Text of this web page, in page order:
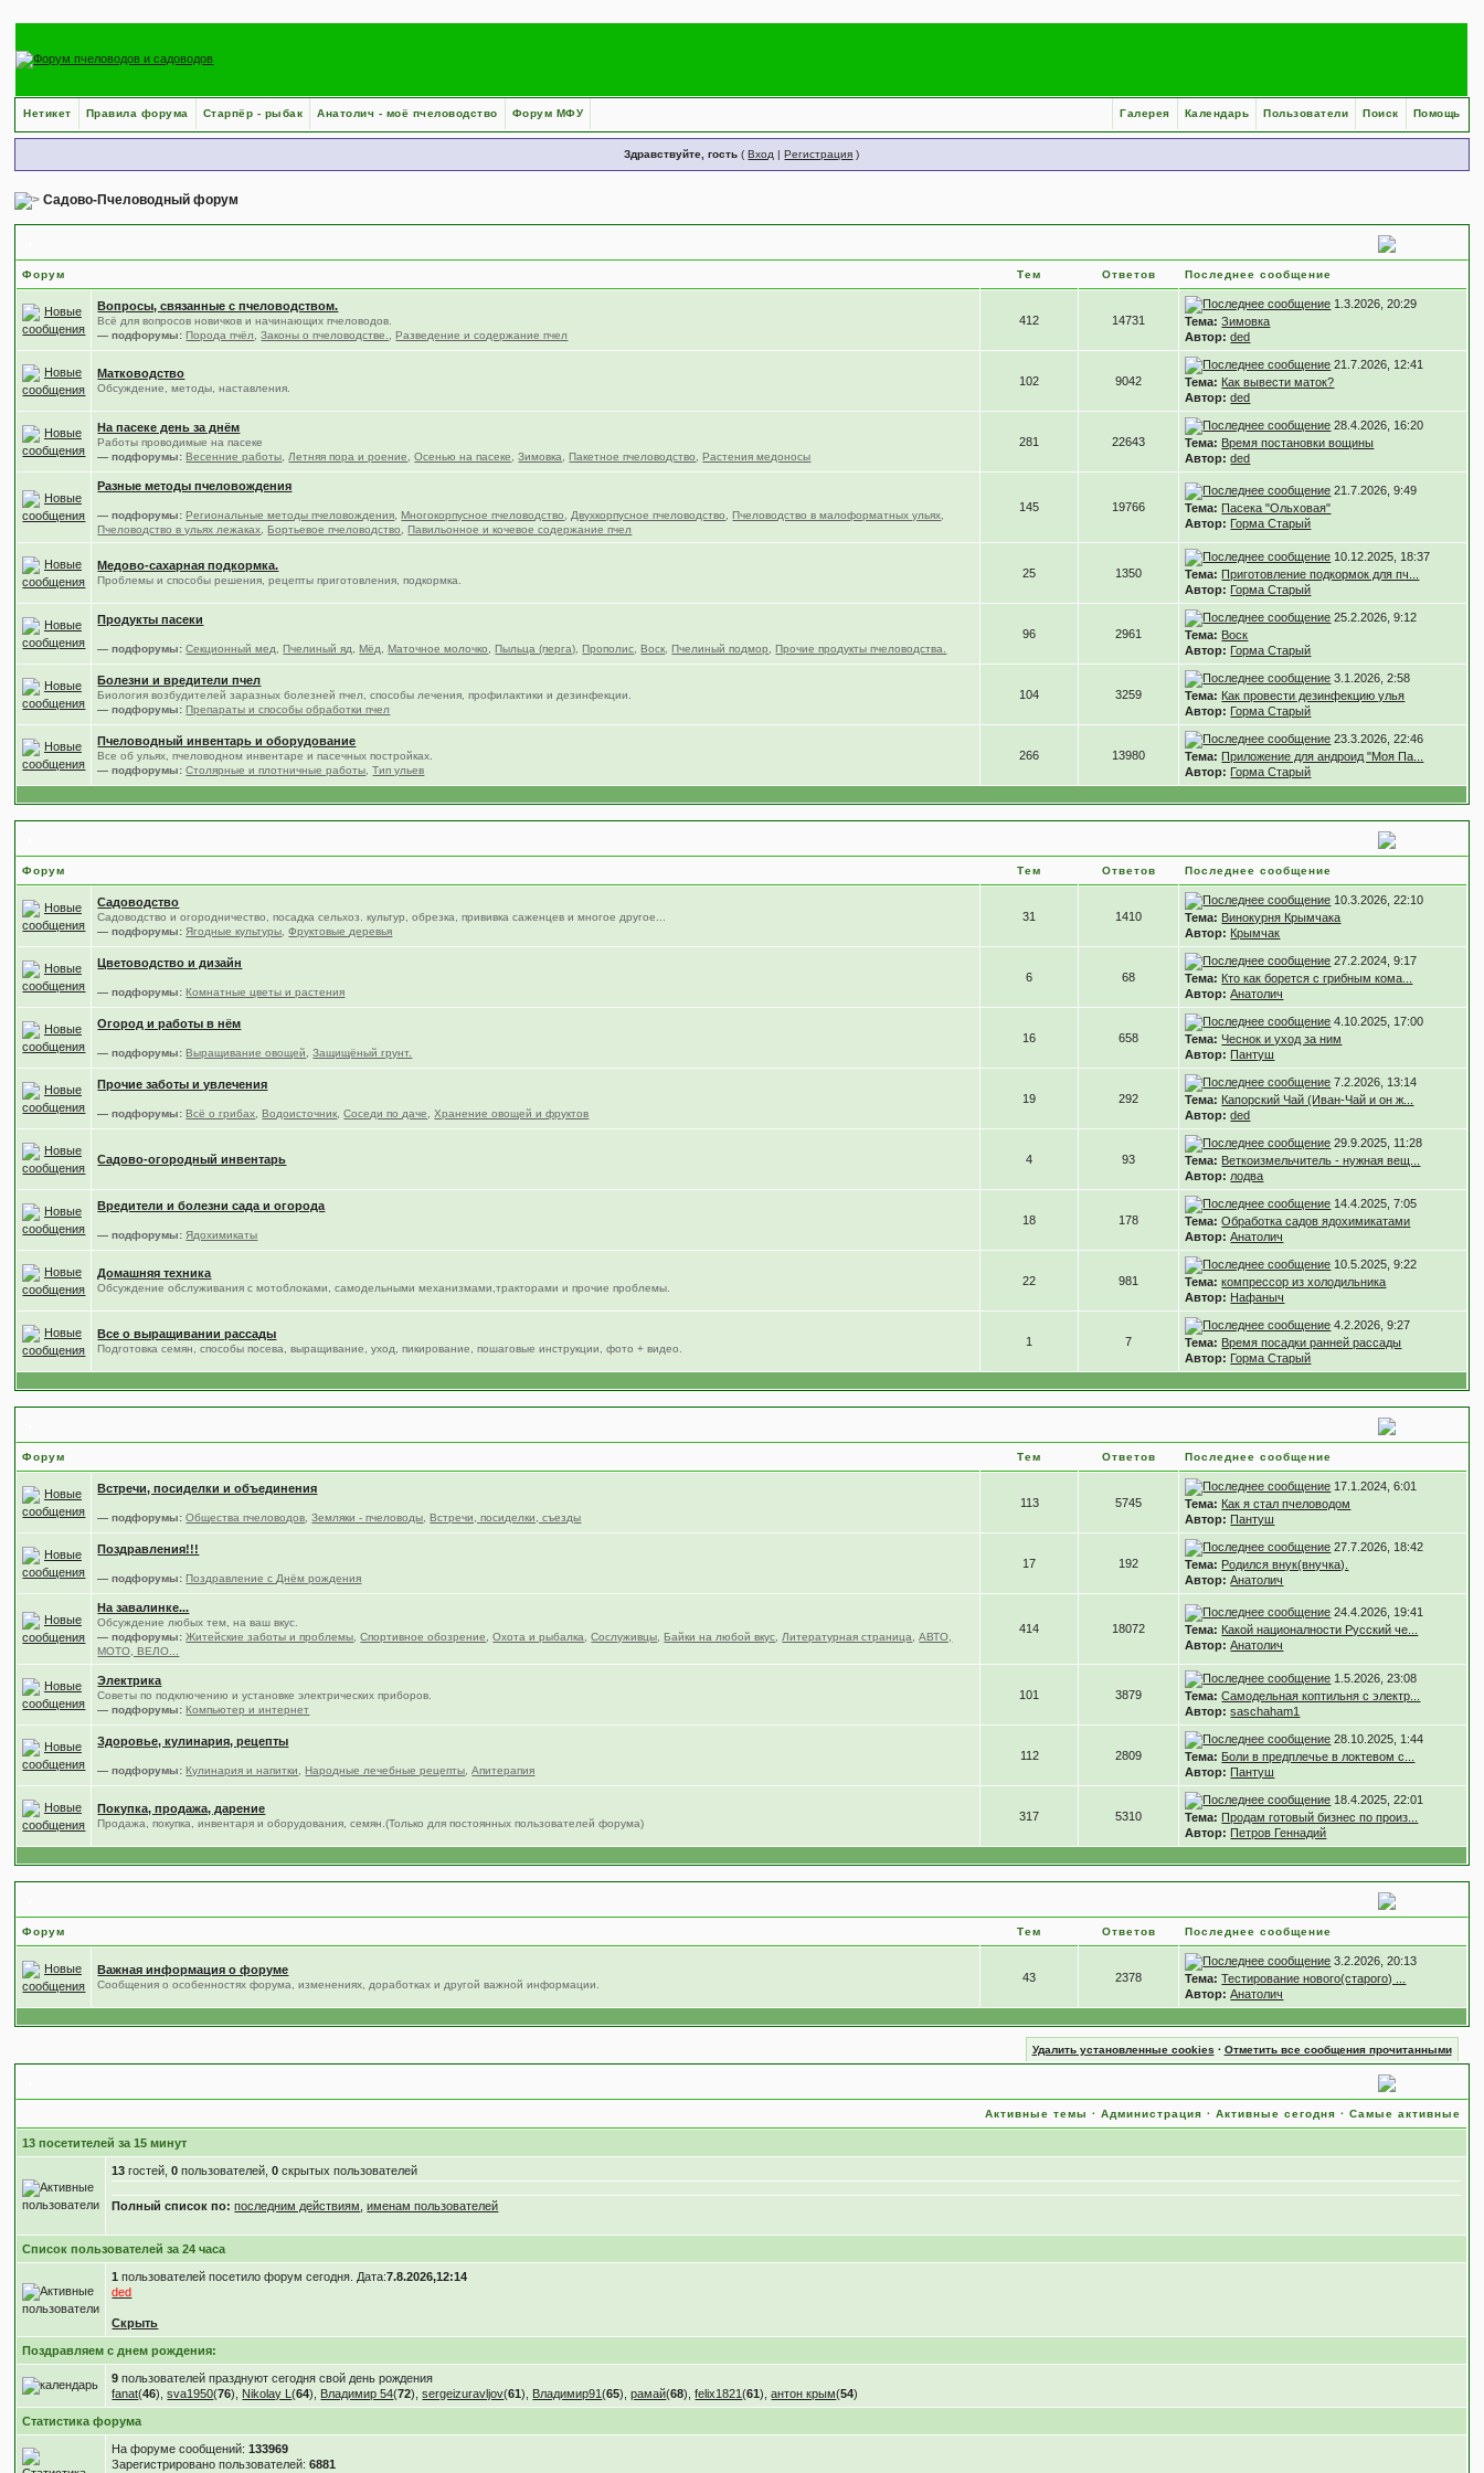
Нетикет Правила форума Старпёр - рыбак Анатолич - моё пчеловодство Форум МФУ Помощь
Поиск
Пользователи
Календарь
Галерея
Здравствуйте, гость (Вход |Регистрация )
Садово-Пчеловодный форум
Форум Тем Ответов Последнее сообщение
Вопросы, связанные с пчеловодством.
Всё для вопросов новичков и начинающих пчеловодов.
— подфорумы: Порода пчёл ,Законы о пчеловодстве. ,Разведение и содержание пчел
412 14731
1.3.2026, 20:29
Тема: Зимовка
Автор: ded
Матководство
Обсуждение, методы, наставления.
102 9042
21.7.2026, 12:41
Тема: Как вывести маток?
Автор: ded
На пасеке день за днём
Работы проводимые на пасеке
— подфорумы: Весенние работы Летняя пора и роение ,Осенью на пасеке ,Зимовка ,Пакетное пчеловодство ,Растения медоносы
281 22643
28.4.2026, 16:20
Тема: Время постановки вощины
Автор: ded
Разные методы пчеловождения
— подфорумы: Региональные методы пчеловождения ,Многокорпусное пчеловодство Двухкорпусное пчеловодство ,Пчеловодство в малоформатных ульях
Пчеловодство в ульях лежаках ,Бортьевое пчеловодство ,Павильонное и кочевое содержание пчел
145 19766
21.7.2026, 9:49
Тема: Пасека "Ольховая"
Автор: Горма Старый
Медово-сахарная подкормка.
Проблемы и способы решения, рецепты приготовления, подкормка.
25 1350
10.12.2025, 18:37
Тема: Приготовление подкормок для пч...
Автор: Горма Старый
Продукты пасеки
— подфорумы: Секционный мед ,Пчелиный яд ,Мёд ,Маточное молочко ,Пыльца (перга) ,Прополис ,Воск ,Пчелиный подмор ,Прочие продукты пчеловодства.
96 2961
25.2.2026, 9:12
Тема: Воск
Автор: Горма Старый
Болезни и вредители пчел
Биология возбудителей заразных болезней пчел, способы лечения, профилактики и дезинфекции.
— подфорумы: Препараты и способы обработки пчел
104 3259
3.1.2026, 2:58
Тема: Как провести дезинфекцию улья
Автор: Горма Старый
Пчеловодный инвентарь и оборудование
Все об ульях, пчеловодном инвентаре и пасечных постройках.
— подфорумы: Столярные и плотничные работы ,Тип ульев
266 13980
23.3.2026, 22:46
Тема: Приложение для андроид "Моя Па...
Автор: Горма Старый
Форум Тем Ответов Последнее сообщение
Садоводство
Садоводство и огородничество, посадка сельхоз. культур, обрезка, прививка саженцев и многое другое...
— подфорумы: Ягодные культуры ,Фруктовые деревья
31 1410
10.3.2026, 22:10
Тема: Винокурня Крымчака
Автор: Крымчак
Цветоводство и дизайн
— подфорумы: Комнатные цветы и растения
6 68
27.2.2024, 9:17
Тема: Кто как борется с грибным кома...
Автор: Анатолич
Огород и работы в нём
— подфорумы: Выращивание овощей ,Защищёный грунт.
16 658
4.10.2025, 17:00
Тема: Чеснок и уход за ним
Автор: Пантуш
Прочие заботы и увлечения
— подфорумы: Всё о грибах ,Водоисточник ,Соседи по даче ,Хранение овощей и фруктов
19 292
7.2.2026, 13:14
Тема: Капорский Чай (Иван-Чай и он ж...
Автор: ded
Садово-огородный инвентарь 4 93
29.9.2025, 11:28
Тема: Веткоизмельчитель - нужная вещ...
Автор: лодва
Вредители и болезни сада и огорода
— подфорумы: Ядохимикаты
18 178
14.4.2025, 7:05
Тема: Обработка садов ядохимикатами
Автор: Анатолич
Домашняя техника
Обсуждение обслуживания с мотоблоками, самодельными механизмами,тракторами и прочие проблемы.
22 981
10.5.2025, 9:22
Тема: компрессор из холодильника
Автор: Нафаныч
Все о выращивании рассады
Подготовка семян, способы посева, выращивание, уход, пикирование, пошаговые инструкции, фото + видео.
1 7
4.2.2026, 9:27
Тема: Время посадки ранней рассады
Автор: Горма Старый
Форум Тем Ответов Последнее сообщение
Встречи, посиделки и объединения
— подфорумы: Общества пчеловодов ,Земляки - пчеловоды ,Встречи, посиделки, съезды
113 5745
17.1.2024, 6:01
Тема: Как я стал пчеловодом
Автор: Пантуш
Поздравления!!!
— подфорумы: Поздравление с Днём рождения
17 192
27.7.2026, 18:42
Тема: Родился внук(внучка).
Автор: Анатолич
На завалинке...
Обсуждение любых тем, на ваш вкус.
— подфорумы: Житейские заботы и проблемы ,Спортивное обозрение ,Охота и рыбалка ,Сослуживцы ,Байки на любой вкус Литературная страница ,АВТО,
МОТО, ВЕЛО...
414 18072
24.4.2026, 19:41
Тема: Какой националности Русский че...
Автор: Анатолич
Электрика
Советы по подключению и установке электрических приборов.
— подфорумы: Компьютер и интернет
101 3879
1.5.2026, 23:08
Тема: Самодельная коптильня с электр...
Автор: saschaham1
Здоровье, кулинария, рецепты
— подфорумы: Кулинария и напитки ,Народные лечебные рецепты ,Апитерапия
112 2809
28.10.2025, 1:44
Тема: Боли в предплечье в локтевом с...
Автор: Пантуш
Покупка, продажа, дарение
Продажа, покупка, инвентаря и оборудования, семян.(Только для постоянных пользователей форума)
317 5310
18.4.2025, 22:01
Тема: Продам готовый бизнес по произ...
Автор: Петров Геннадий
Форум Тем Ответов Последнее сообщение
Важная информация о форуме
Сообщения о особенностях форума, изменениях, доработках и другой важной информации.
43 2378
3.2.2026, 20:13
Тема: Тестирование нового(старого) ...
Автор: Анатолич
Удалить установленные cookies · Отметить все сообщения прочитанными
Активные темы ·Администрация ·Активные сегодня ·Самые активные
13 посетителей за 15 минут
13 гостей,0 пользователей,0 скрытых пользователей
Полный список по: последним действиям ,именам пользователей
Список пользователей за 24 часа
1 пользователей посетило форум сегодня. Дата:7.8.2026,12:14
ded
Скрыть
Поздравляем с днем рождения:
9 пользователей празднуют сегодня свой день рождения
fanat(46),sva1950(76), Nikolay L(64), Владимир 54(72),sergeizuravljov(61), Владимир91(65),рамай(68),felix1821(61),антон крым(54)
Статистика форума
На форуме сообщений:133969
Зарегистрировано пользователей:6881